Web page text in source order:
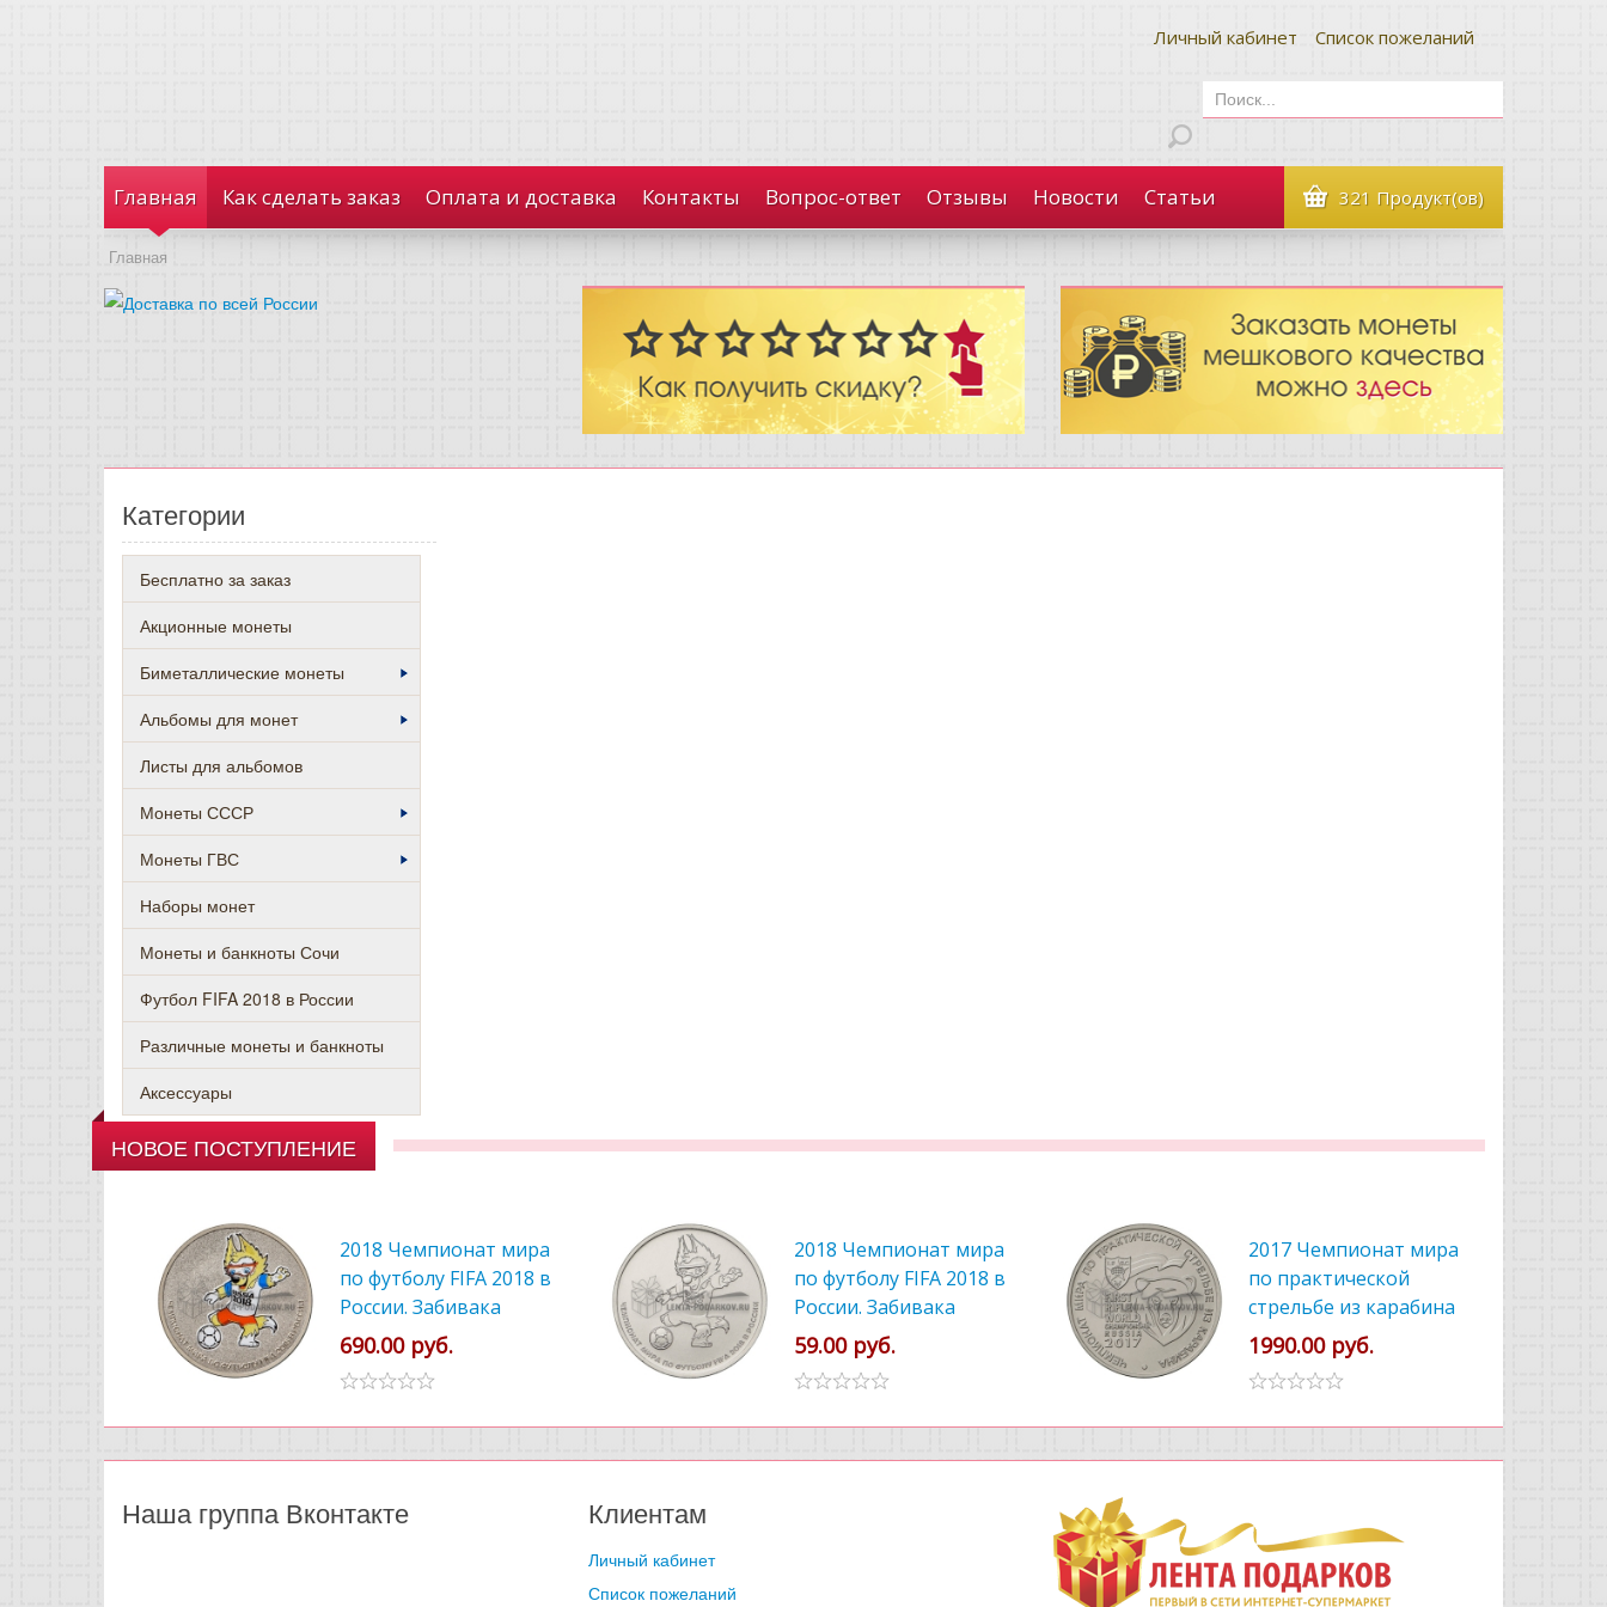
Личный кабинет Список пожеланий
Главная Как сделать заказ Оплата и доставка Контакты Вопрос-ответ Отзывы Новости Статьи 321 Продукт(ов)
Главная
Категории
Бесплатно за заказ
Акционные монеты
Биметаллические монеты
Альбомы для монет
Листы для альбомов
Монеты СССР
Монеты ГВС
Наборы монет
Монеты и банкноты Сочи
Футбол FIFA 2018 в России
Различные монеты и банкноты
Аксессуары
НОВОЕ ПОСТУПЛЕНИЕ
2018 Чемпионат мира
по футболу FIFA 2018 в
России. Забивака
цветной
690.00 руб.
2018 Чемпионат мира
по футболу FIFA 2018 в
России. Забивака
59.00 руб.
2017 Чемпионат мира
по практической
стрельбе из карабина
1990.00 руб.
Наша группа Вконтакте Клиентам
Личный кабинет
Список пожеланий